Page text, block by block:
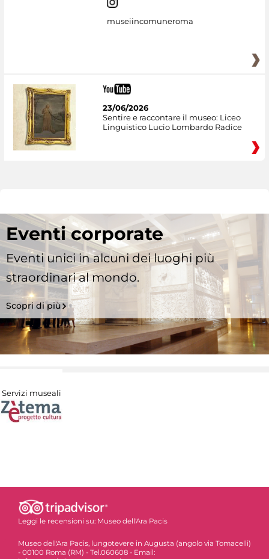
museiincomuneroma
23/06/2026
Sentire e raccontare il museo: Liceo
Linguistico Lucio Lombardo Radice
Eventi corporate
Eventi unici in alcuni dei luoghi più
straordinari al mondo.
Scopri di più
Servizi museali
Leggi le recensioni su: Museo dell'Ara Pacis
Museo dell'Ara Pacis, lungotevere in Augusta (angolo via Tomacelli)
- 00100 Roma (RM) - Tel.060608 - Email: